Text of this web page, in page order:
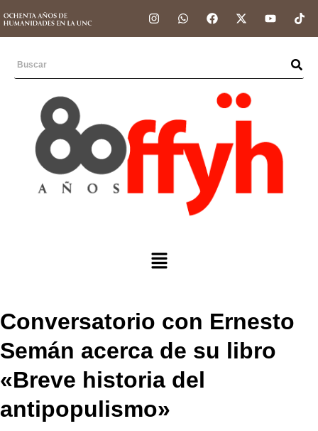
Conversatorio con Ernesto
Semán acerca de su libro
«Breve historia del
antipopulismo»